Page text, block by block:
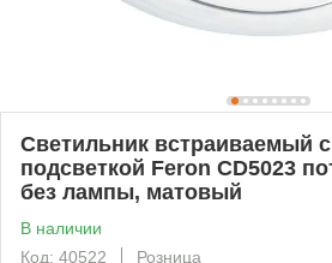
Светильник встраиваемый
подсветкой Feron CD5023
без лампы, матовый
В наличии
Код: 40522
Розница